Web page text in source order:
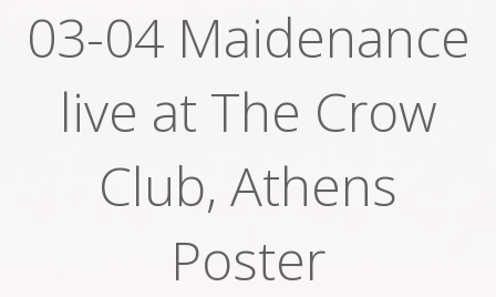
Εισιτήρια
Φιγούρες
Μπλουζάκια
03-04 Maidenance
live at The Crow
Club, Athens
Poster